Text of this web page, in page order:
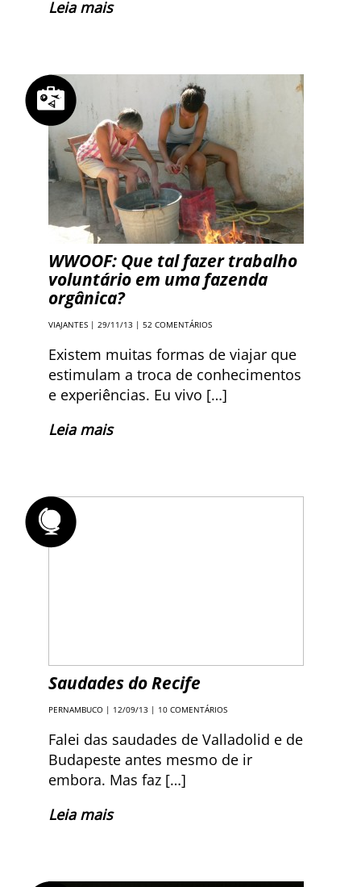
Leia mais
WWOOF: Que tal fazer trabalho
voluntário em uma fazenda
orgânica?
VIAJANTES | 29/11/13 | 52 COMENTÁRIOS
Existem muitas formas de viajar que
estimulam a troca de conhecimentos
e experiências. Eu vivo […]
Leia mais
Saudades do Recife
PERNAMBUCO | 12/09/13 | 10 COMENTÁRIOS
Falei das saudades de Valladolid e de
Budapeste antes mesmo de ir
embora. Mas faz […]
Leia mais